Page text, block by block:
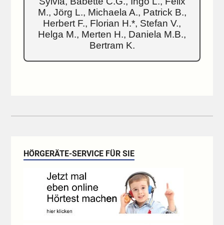
M., Jörg L., Michaela A., Patrick B.,
Herbert F., Florian H.*, Stefan V.,
Helga M., Merten H., Daniela M.B.,
Bertram K.
HÖRGERÄTE-SERVICE FÜR SIE